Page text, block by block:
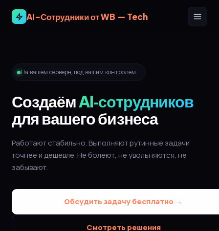
AI-Сотрудники от WB — Tech
На вашем сервере, под вашим контролем.
СоздаёмAI‑сотрудников
для вашего бизнеса
Работают стабильно. Выполняют рутинные задачи
точнее и дешевле. Не болеют, не увольняются, не
забывают.
Обсудить задачу бесплатно →
Смотреть решения